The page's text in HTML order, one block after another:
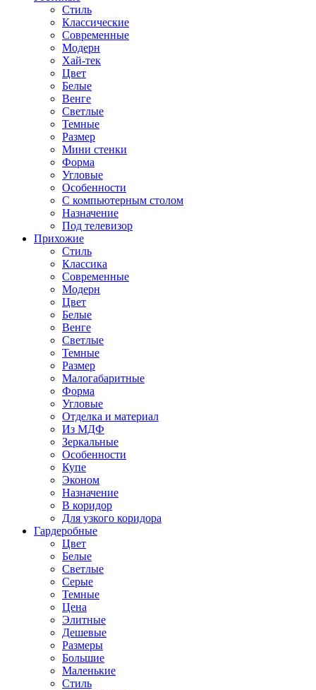
Стиль
Классические
Современные
Модерн
Хай-тек
Цвет
Белые
Венге
Светлые
Темные
Размер
Мини стенки
Форма
Угловые
Особенности
С компьютерным столом
Назначение
Под телевизор
Прихожие
Стиль
Классика
Современные
Модерн
Цвет
Белые
Венге
Светлые
Темные
Размер
Малогабаритные
Форма
Угловые
Отделка и материал
Из МДФ
Зеркальные
Особенности
Купе
Эконом
Назначение
В коридор
Для узкого коридора
Гардеробные
Цвет
Белые
Светлые
Серые
Темные
Цена
Элитные
Дешевые
Размеры
Большие
Маленькие
Стиль